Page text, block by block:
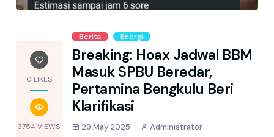
0 LIKES
3754 VIEWS
Berita Energi
Breaking: Hoax Jadwal BBM
Masuk SPBU Beredar,
Pertamina Bengkulu Beri
Klarifikasi
29 May 2025 Administrator